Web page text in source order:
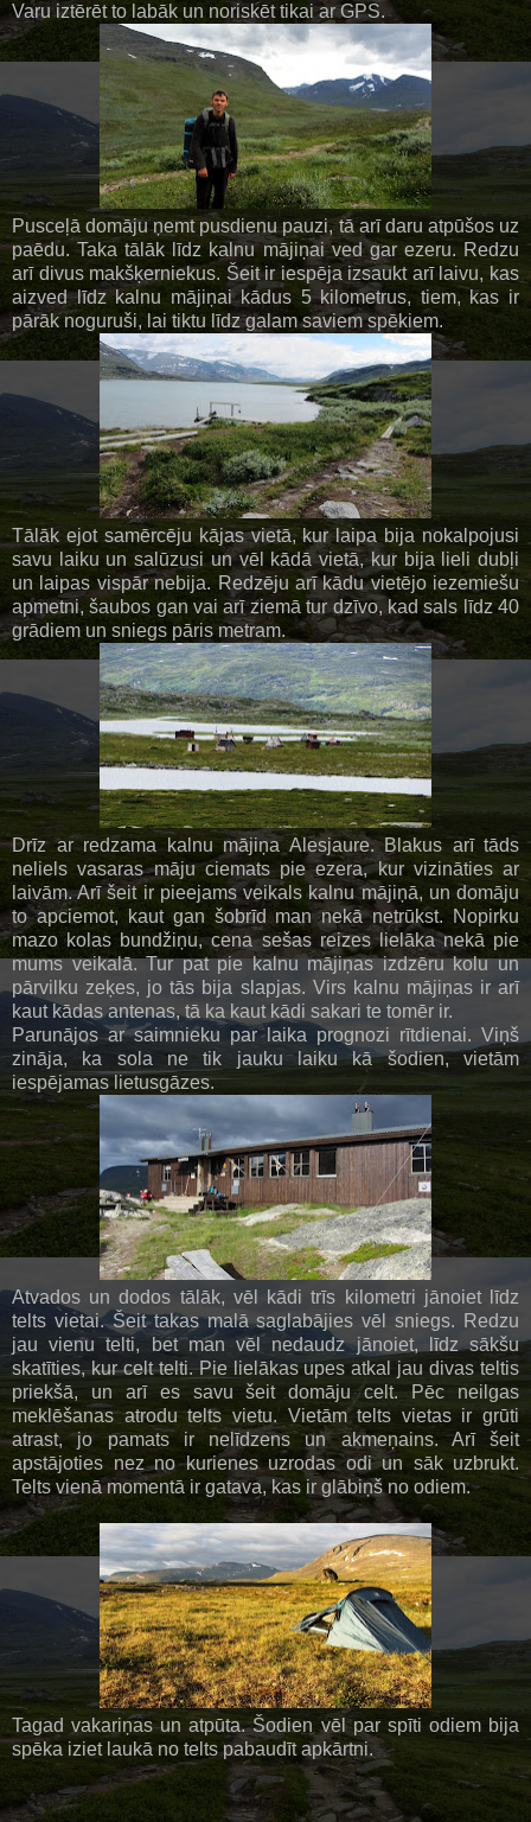
Varu iztērēt to labāk un noriskēt tikai ar GPS.
Pusceļā domāju ņemt pusdienu pauzi, tā arī daru atpūšos uz
paēdu. Taka tālāk līdz kalnu mājiņai ved gar ezeru. Redzu
arī divus makšķerniekus. Šeit ir iespēja izsaukt arī laivu, kas
aizved līdz kalnu mājiņai kādus 5 kilometrus, tiem, kas ir
pārāk noguruši, lai tiktu līdz galam saviem spēkiem.
Tālāk ejot samērcēju kājas vietā, kur laipa bija nokalpojusi
savu laiku un salūzusi un vēl kādā vietā, kur bija lieli dubļi
un laipas vispār nebija. Redzēju arī kādu vietējo iezemiešu
apmetni, šaubos gan vai arī ziemā tur dzīvo, kad sals līdz 40
grādiem un sniegs pāris metram.
Drīz ar redzama kalnu mājiņa Alesjaure. Blakus arī tāds
neliels vasaras māju ciemats pie ezera, kur vizināties ar
laivām. Arī šeit ir pieejams veikals kalnu mājiņā, un domāju
to apciemot, kaut gan šobrīd man nekā netrūkst. Nopirku
mazo kolas bundžiņu, cena sešas reizes lielāka nekā pie
mums veikalā. Tur pat pie kalnu mājiņas izdzēru kolu un
pārvilku zeķes, jo tās bija slapjas. Virs kalnu mājiņas ir arī
kaut kādas antenas, tā ka kaut kādi sakari te tomēr ir.
Parunājos ar saimnieku par laika prognozi rītdienai. Viņš
zināja, ka sola ne tik jauku laiku kā šodien, vietām
iespējamas lietusgāzes.
Atvados un dodos tālāk, vēl kādi trīs kilometri jānoiet līdz
telts vietai. Šeit takas malā saglabājies vēl sniegs. Redzu
jau vienu telti, bet man vēl nedaudz jānoiet, līdz sākšu
skatīties, kur celt telti. Pie lielākas upes atkal jau divas teltis
priekšā, un arī es savu šeit domāju celt. Pēc neilgas
meklēšanas atrodu telts vietu. Vietām telts vietas ir grūti
atrast, jo pamats ir nelīdzens un akmeņains. Arī šeit
apstājoties nez no kurienes uzrodas odi un sāk uzbrukt.
Telts vienā momentā ir gatava, kas ir glābiņš no odiem.
Tagad vakariņas un atpūta. Šodien vēl par spīti odiem bija
spēka iziet laukā no telts pabaudīt apkārtni.